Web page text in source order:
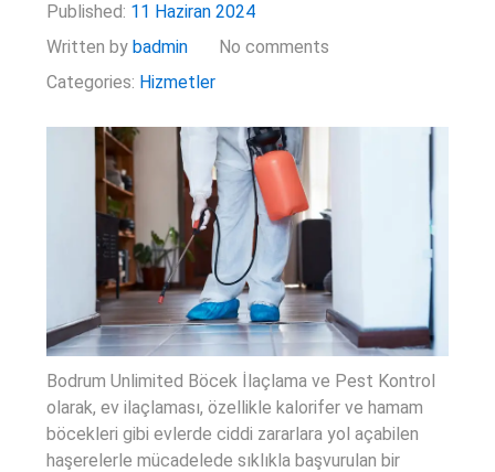
Published: 11 Haziran 2024
Written by badmin
No comments
Categories: Hizmetler
Bodrum Unlimited Böcek İlaçlama ve Pest Kontrol
olarak, ev ilaçlaması, özellikle kalorifer ve hamam
böcekleri gibi evlerde ciddi zararlara yol açabilen
haşerelerle mücadelede sıklıkla başvurulan bir